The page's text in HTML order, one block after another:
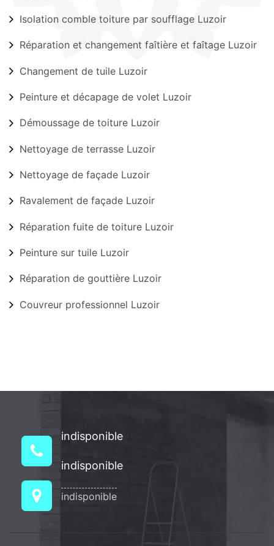
Isolation comble toiture par soufflage Luzoir
Réparation et changement faîtière et faîtage Luzoir
Changement de tuile Luzoir
Peinture et décapage de volet Luzoir
Démoussage de toiture Luzoir
Nettoyage de terrasse Luzoir
Nettoyage de façade Luzoir
Ravalement de façade Luzoir
Réparation fuite de toiture Luzoir
Peinture sur tuile Luzoir
Réparation de gouttière Luzoir
Couvreur professionnel Luzoir
indisponible
indisponible
indisponible